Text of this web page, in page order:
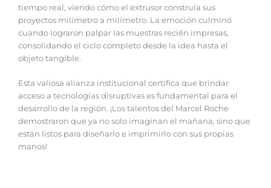
tiempo real, viendo cómo el extrusor construía sus
proyectos milímetro a milímetro. La emoción culminó
cuando lograron palpar las muestras recién impresas,
consolidando el ciclo completo desde la idea hasta el
objeto tangible.
Esta valiosa alianza institucional certifica que brindar
acceso a tecnologías disruptivas es fundamental para el
desarrollo de la región. ¡Los talentos del Marcel Roche
demostraron que ya no solo imaginan el mañana, sino que
están listos para diseñarlo e imprimirlo con sus propias
manos!